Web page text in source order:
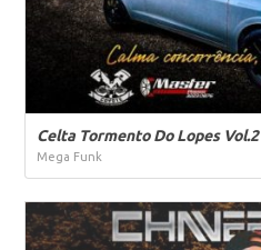
Celta Tormento Do Lopes Vol.2
Mega Funk